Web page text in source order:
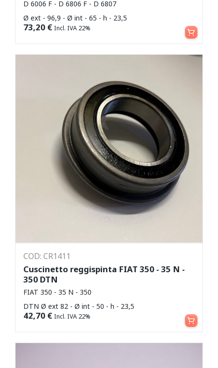
D 6006 F - D 6806 F - D 6807
Ø ext - 96,9 - Ø int - 65 - h - 23,5
73,20 € Incl. IVA 22% Aggiungi al carrello
COD: CR1411
Cuscinetto reggispinta FIAT 350 - 35 N -
350 DTN
FIAT 350 - 35 N - 350
DTN Ø ext 82 - Ø int - 50 - h - 23,5
42,70 € Incl. IVA 22% Aggiungi al carrello